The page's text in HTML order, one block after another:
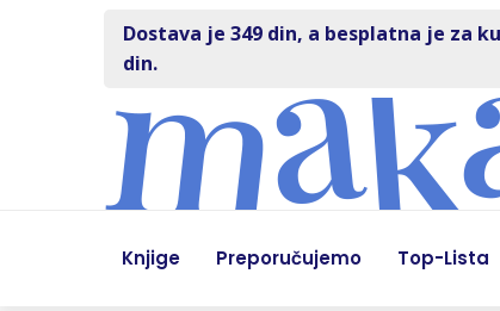
Dostava je 349 din, a besplatna je za
din.
Knjige Preporučujemo Top-Lista